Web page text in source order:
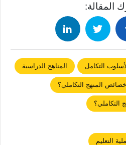
المقالة:
التكامل المناهج الدراسية
المنهج التكاملي؟
التكاملي؟
التعليم